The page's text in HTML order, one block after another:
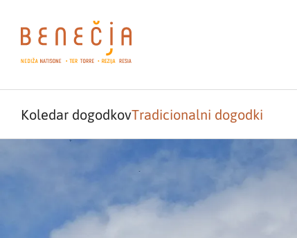
Koledar dogodkovTradicionalni dogodki